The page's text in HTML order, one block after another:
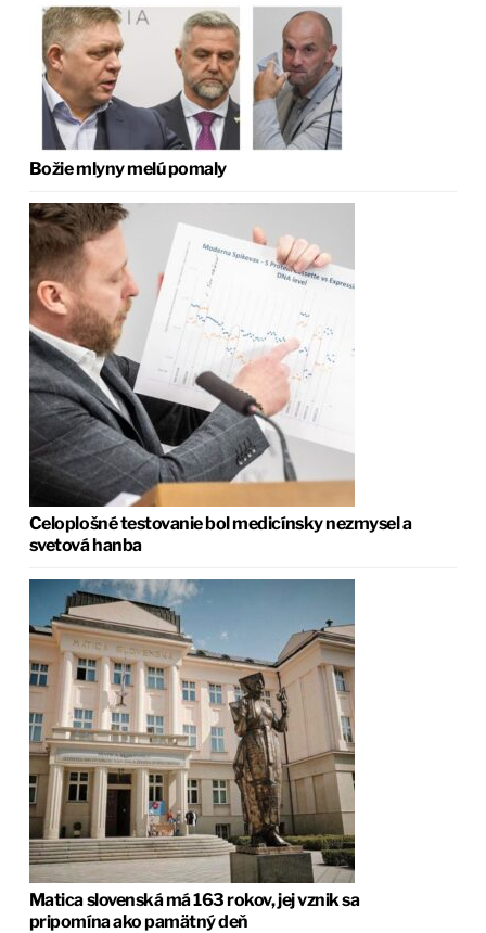
Božie mlyny melú pomaly
Celoplošné testovanie bol medicínsky nezmysel a
svetová hanba
Matica slovenská má 163 rokov, jej vznik sa
pripomína ako pamätný deň